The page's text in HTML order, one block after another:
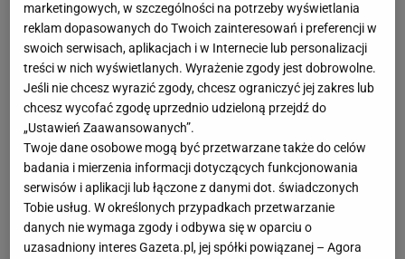
We wtorek zamknięto pierwszą kolejkę Ligi
Mistrzów w grupach E, F, G, H. O aktualnej sytuacji w
grupach przeczytaszTUTAJ>>Szczególnie
wysokim zwycięstwem popisała się FC Barcelona,
która pewnie pokonała Ferencvaros 5:1. Dotkliwą
porażkę wmeczuz Lazio poniosła także Borussia
Dortmund (1:3), w której zagrał Łukasz Piszczek.
Poza nim we wtorek mogliśmy oglądać dwóch
innych Polaków -w trakcie spotkania Dynamo Kijów -
Juventus (0:2), gdyż w zespole gospodarzy zagrał
marketingowych, w szczególności na potrzeby wyświetlania
reklam dopasowanych do Twoich zainteresowań i preferencji w
swoich serwisach, aplikacjach i w Internecie lub personalizacji
treści w nich wyświetlanych. Wyrażenie zgody jest dobrowolne.
Jeśli nie chcesz wyrazić zgody, chcesz ograniczyć jej zakres lub
chcesz wycofać zgodę uprzednio udzieloną przejdź do
„Ustawień Zaawansowanych”.
Twoje dane osobowe mogą być przetwarzane także do celów
badania i mierzenia informacji dotyczących funkcjonowania
serwisów i aplikacji lub łączone z danymi dot. świadczonych
Tobie usług. W określonych przypadkach przetwarzanie
danych nie wymaga zgody i odbywa się w oparciu o
uzasadniony interes Gazeta.pl, jej spółki powiązanej – Agora